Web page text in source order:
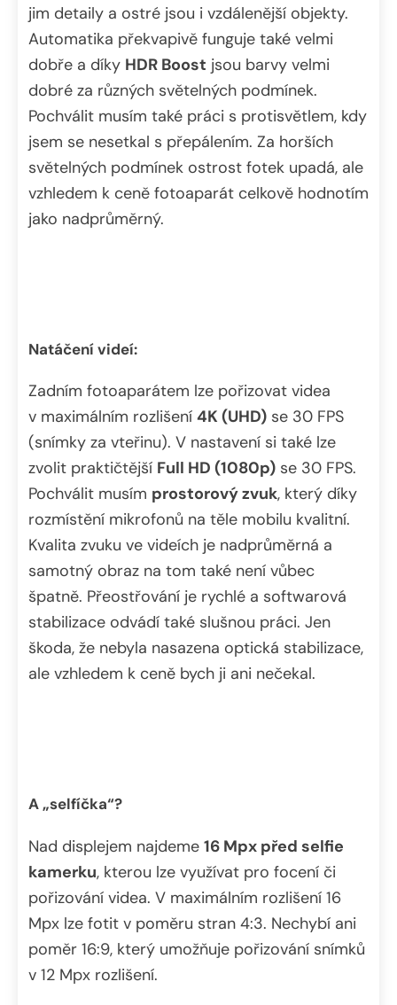
jim detaily a ostré jsou i vzdálenější objekty.
Automatika překvapivě funguje také velmi
dobře a díky HDR Boost jsou barvy velmi
dobré za různých světelných podmínek.
Pochválit musím také práci s protisvětlem, kdy
jsem se nesetkal s přepálením. Za horších
světelných podmínek ostrost fotek upadá, ale
vzhledem k ceně fotoaparát celkově hodnotím
jako nadprůměrný.
Natáčení videí:
Zadním fotoaparátem lze pořizovat videa
v maximálním rozlišení 4K (UHD) se 30 FPS
(snímky za vteřinu). V nastavení si také lze
zvolit praktičtější Full HD (1080p) se 30 FPS.
Pochválit musím prostorový zvuk, který díky
rozmístění mikrofonů na těle mobilu kvalitní.
Kvalita zvuku ve videích je nadprůměrná a
samotný obraz na tom také není vůbec
špatně. Přeostřování je rychlé a softwarová
stabilizace odvádí také slušnou práci. Jen
škoda, že nebyla nasazena optická stabilizace,
ale vzhledem k ceně bych ji ani nečekal.
A „selfíčka“?
Nad displejem najdeme 16 Mpx před selfie
kamerku, kterou lze využívat pro focení či
pořizování videa. V maximálním rozlišení 16
Mpx lze fotit v poměru stran 4:3. Nechybí ani
poměr 16:9, který umožňuje pořizování snímků
v 12 Mpx rozlišení.